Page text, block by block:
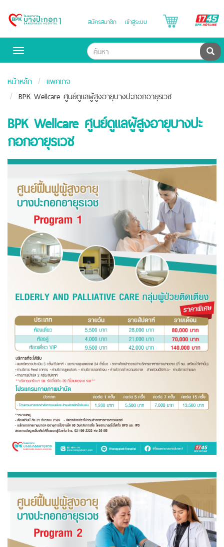
Bangpakok
สมัครสมาชิก เข้าสู่ระบบ
Toggle
ค้น
หน้าหลัก
แพคเกจ
BPK Wellcare ศูนย์ดูแลผู้สูงอายุบางปะกอกอายุรเวช
BPK Wellcare ศูนย์ดูแลผู้สูงอายุบางปะ
กอกอายุรเวช